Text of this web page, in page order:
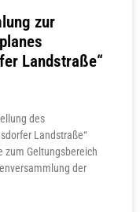
zur
Landstraße“
des
Landstraße“
zum Geltungsbereich
der